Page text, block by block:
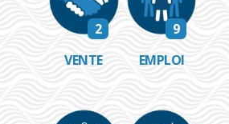
2
VENTE
9
EMPLOI